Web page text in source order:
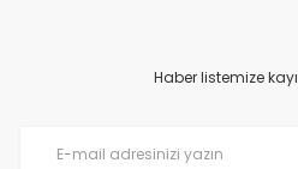
Prime ArtDECO Duvar Kağıdı Tutkalı
Haber listemize